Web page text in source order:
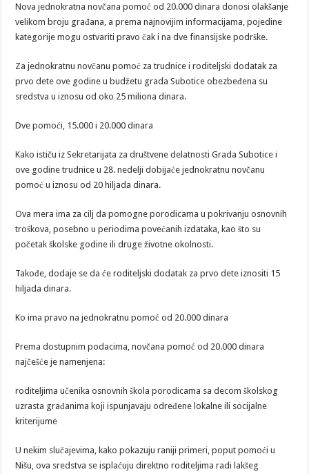
Nova jednokratna novčana pomoć od 20.000 dinara donosi olakšanje
velikom broju građana, a prema najnovijim informacijama, pojedine
kategorije mogu ostvariti pravo čak i na dve finansijske podrške.
Za jednokratnu novčanu pomoć za trudnice i roditeljski dodatak za
prvo dete ove godine u budžetu grada Subotice obezbeđena su
sredstva u iznosu od oko 25 miliona dinara.
Dve pomoći, 15.000 i 20.000 dinara
Kako ističu iz Sekretarijata za društvene delatnosti Grada Subotice i
ove godine trudnice u 28. nedelji dobijaće jednokratnu novčanu
pomoć u iznosu od 20 hiljada dinara.
Ova mera ima za cilj da pomogne porodicama u pokrivanju osnovnih
troškova, posebno u periodima povećanih izdataka, kao što su
početak školske godine ili druge životne okolnosti.
Takođe, dodaje se da će roditeljski dodatak za prvo dete iznositi 15
hiljada dinara.
Ko ima pravo na jednokratnu pomoć od 20.000 dinara
Prema dostupnim podacima, novčana pomoć od 20.000 dinara
najčešće je namenjena:
roditeljima učenika osnovnih škola porodicama sa decom školskog
uzrasta građanima koji ispunjavaju određene lokalne ili socijalne
kriterijume
U nekim slučajevima, kako pokazuju raniji primeri, poput pomoći u
Nišu, ova sredstva se isplaćuju direktno roditeljima radi lakšeg